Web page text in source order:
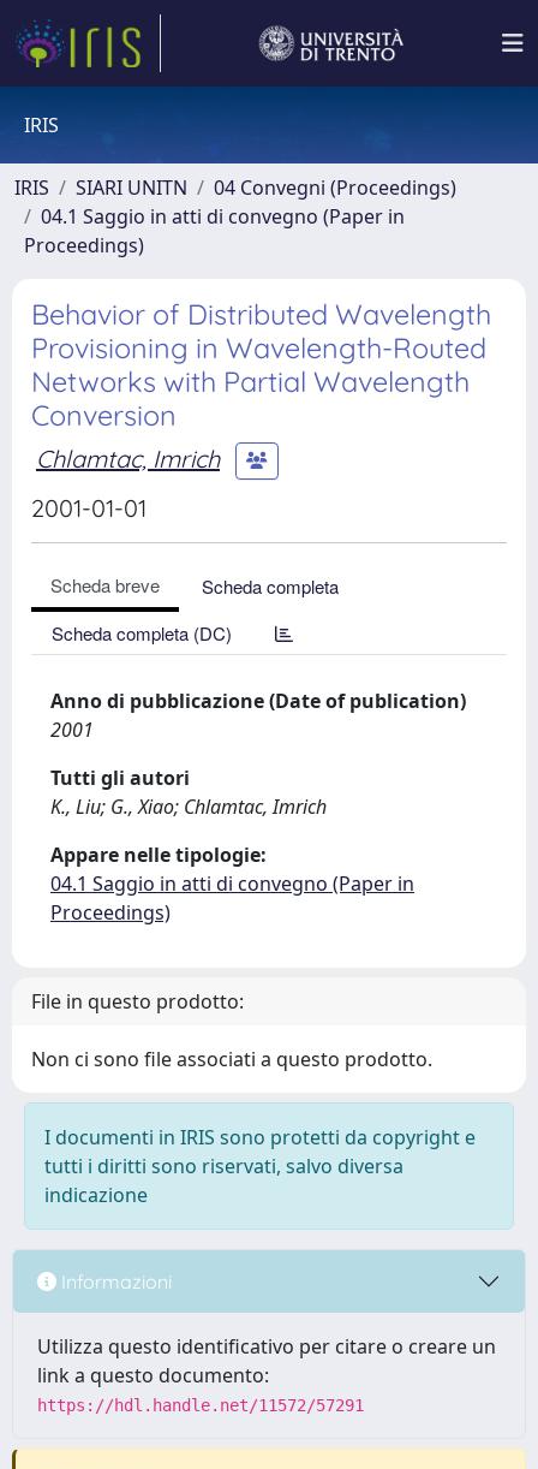
IRIS
IRIS SIARI UNITN
04 Convegni (Proceedings)
04.1 Saggio in atti di convegno (Paper in
Proceedings)
Behavior of Distributed Wavelength
Provisioning in Wavelength-Routed
Networks with Partial Wavelength
Conversion
Chlamtac, Imrich
2001-01-01
Scheda breve
Scheda completa
Scheda completa (DC)
Anno di pubblicazione (Date of publication)
2001
Tutti gli autori
K., Liu; G., Xiao; Chlamtac, Imrich
Appare nelle tipologie:
04.1 Saggio in atti di convegno (Paper in
Proceedings)
File in questo prodotto:
Non ci sono file associati a questo prodotto.
I documenti in IRIS sono protetti da copyright e
tutti i diritti sono riservati, salvo diversa
indicazione
Informazioni
Utilizza questo identificativo per citare o creare un
link a questo documento:
https://hdl.handle.net/11572/57291